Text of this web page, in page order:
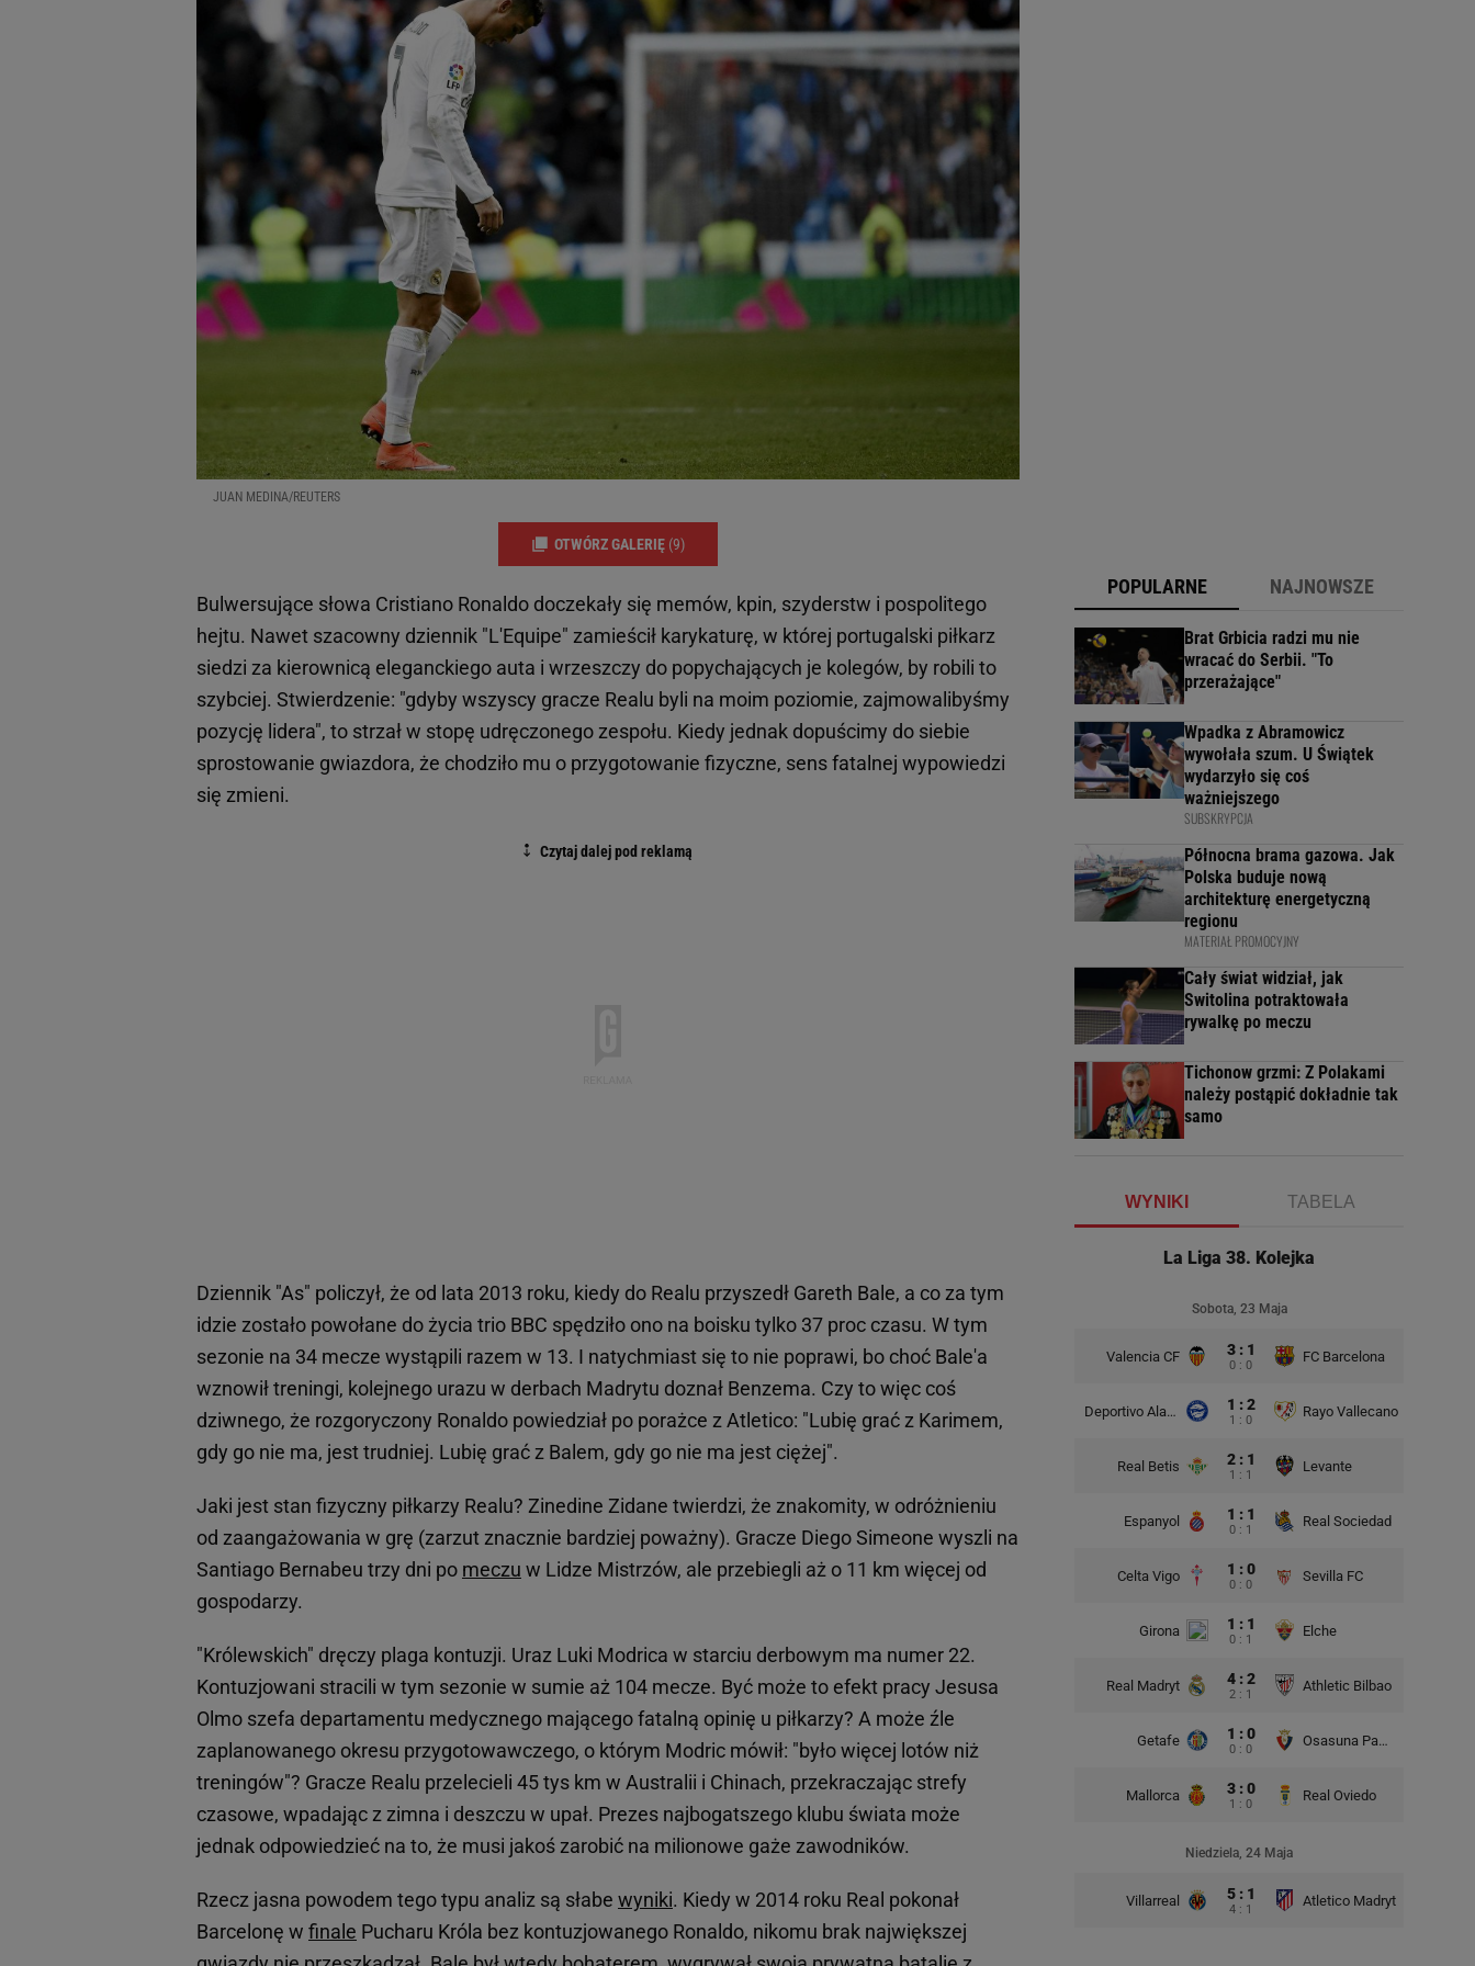
JUAN MEDINA/REUTERS
OTWÓRZ GALERIĘ (9)
Bulwersujące słowa Cristiano Ronaldo doczekały się memów, kpin, szyderstw i pospolitego
hejtu. Nawet szacowny dziennik "L'Equipe" zamieścił karykaturę, w której portugalski piłkarz
siedzi za kierownicą eleganckiego auta i wrzeszczy do popychających je kolegów, by robili to
szybciej. Stwierdzenie: "gdyby wszyscy gracze Realu byli na moim poziomie, zajmowalibyśmy
pozycję lidera", to strzał w stopę udręczonego zespołu. Kiedy jednak dopuścimy do siebie
sprostowanie gwiazdora, że chodziło mu o przygotowanie fizyczne, sens fatalnej wypowiedzi
się zmieni.
Dziennik "As" policzył, że od lata 2013 roku, kiedy do Realu przyszedł Gareth Bale, a co za tym
idzie zostało powołane do życia trio BBC spędziło ono na boisku tylko 37 proc czasu. W tym
sezonie na 34 mecze wystąpili razem w 13. I natychmiast się to nie poprawi, bo choć Bale'a
wznowił treningi, kolejnego urazu w derbach Madrytu doznał Benzema. Czy to więc coś
dziwnego, że rozgoryczony Ronaldo powiedział po porażce z Atletico: "Lubię grać z Karimem,
gdy go nie ma, jest trudniej. Lubię grać z Balem, gdy go nie ma jest ciężej".
Jaki jest stan fizyczny piłkarzy Realu? Zinedine Zidane twierdzi, że znakomity, w odróżnieniu
od zaangażowania w grę (zarzut znacznie bardziej poważny). Gracze Diego Simeone wyszli na
Santiago Bernabeu trzy dni po meczu w Lidze Mistrzów, ale przebiegli aż o 11 km więcej od
gospodarzy.
"Królewskich" dręczy plaga kontuzji. Uraz Luki Modrica w starciu derbowym ma numer 22.
Kontuzjowani stracili w tym sezonie w sumie aż 104 mecze. Być może to efekt pracy Jesusa
Olmo szefa departamentu medycznego mającego fatalną opinię u piłkarzy? A może źle
zaplanowanego okresu przygotowawczego, o którym Modric mówił: "było więcej lotów niż
treningów"? Gracze Realu przelecieli 45 tys km w Australii i Chinach, przekraczając strefy
czasowe, wpadając z zimna i deszczu w upał. Prezes najbogatszego klubu świata może
jednak odpowiedzieć na to, że musi jakoś zarobić na milionowe gaże zawodników.
Rzecz jasna powodem tego typu analiz są słabe wyniki. Kiedy w 2014 roku Real pokonał
Barcelonę w finale Pucharu Króla bez kontuzjowanego Ronaldo, nikomu brak największej
POPULARNE NAJNOWSZE
Brat Grbicia radzi mu nie
wracać do Serbii. "To
przerażające"
Wpadka z Abramowicz
wywołała szum. U Świątek
wydarzyło się coś
ważniejszego
SUBSKRYPCJA
Północna brama gazowa. Jak
Polska buduje nową
architekturę energetyczną
regionu
MATERIAŁ PROMOCYJNY
Cały świat widział, jak
Switolina potraktowała
rywalkę po meczu
Tichonow grzmi: Z Polakami
należy postąpić dokładnie tak
samo
WYNIKI TABELA
La Liga 38. Kolejka
Sobota, 23 Maja
Valencia CF 3 : 1
0 : 0
FC Barcelona
Deportivo Alaves 1 : 2
1 : 0
Rayo Vallecano
Real Betis 2 : 1
1 : 1
Levante
Espanyol 1 : 1
0 : 1
Real Sociedad
Celta Vigo 1 : 0
0 : 0
Sevilla FC
Girona 1 : 1
0 : 1
Elche
Real Madryt 4 : 2
2 : 1
Athletic Bilbao
Getafe 1 : 0
0 : 0
Osasuna Pampeluna
Mallorca 3 : 0
1 : 0
Real Oviedo
Niedziela, 24 Maja
Villarreal 5 : 1
4 : 1
Atletico Madryt